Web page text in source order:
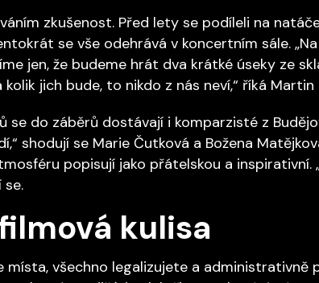
zkušenost. Před lety se podíleli na
se vše odehrává v koncertním sále.
jen, že budeme hrát dva krátké úseky ze
jich bude, to nikdo z nás neví,“ říká Martin
se do záběrů dostávají i komparzisté z
shodují se Marie Čutková a Božena
popisují jako přátelskou a inspirativní.
se.
kulisa
místa, všechno legalizujete a administrativně